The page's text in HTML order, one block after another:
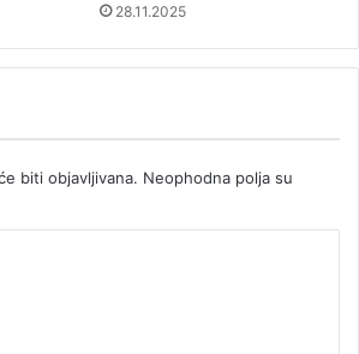
28.11.2025
biti objavljivana. Neophodna polja su